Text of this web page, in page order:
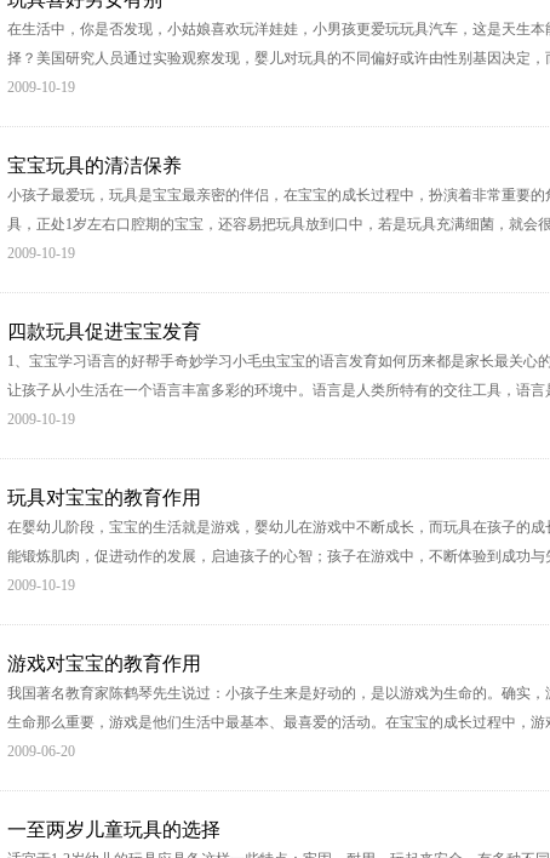
在生活中，你是否发现，小姑娘喜欢玩洋娃娃，小男孩更爱玩玩具汽车，这是天生
择？美国研究人员通过实验观察发现，婴儿对玩具的不同偏好或许由性别基因决定
2009-10-19
宝宝玩具的清洁保养
小孩子最爱玩，玩具是宝宝最亲密的伴侣，在宝宝的成长过程中，扮演着非常重要
具，正处1岁左右口腔期的宝宝，还容易把玩具放到口中，若是玩具充满细菌，就会
2009-10-19
四款玩具促进宝宝发育
1、宝宝学习语言的好帮手奇妙学习小毛虫宝宝的语言发育如何历来都是家长最关心
让孩子从小生活在一个语言丰富多彩的环境中。语言是人类所特有的交往工具，语
2009-10-19
玩具对宝宝的教育作用
在婴幼儿阶段，宝宝的生活就是游戏，婴幼儿在游戏中不断成长，而玩具在孩子的
能锻炼肌肉，促进动作的发展，启迪孩子的心智；孩子在游戏中，不断体验到成功
2009-10-19
游戏对宝宝的教育作用
我国著名教育家陈鹤琴先生说过：小孩子生来是好动的，是以游戏为生命的。确实
生命那么重要，游戏是他们生活中最基本、最喜爱的活动。在宝宝的成长过程中，
2009-06-20
一至两岁儿童玩具的选择